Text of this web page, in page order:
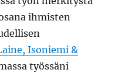
ihmisten
Isoniemi &
työssäni